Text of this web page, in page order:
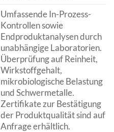
Umfassende In-Prozess-
Kontrollen sowie
Endproduktanalysen durch
unabhängige Laboratorien.
Überprüfung auf Reinheit,
Wirkstoffgehalt,
mikrobiologische Belastung
und Schwermetalle.
Zertifikate zur Bestätigung
der Produktqualität sind auf
Anfrage erhältlich.